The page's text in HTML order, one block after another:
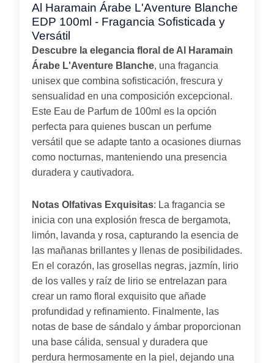
Al Haramain Árabe L'Aventure Blanche
EDP 100ml - Fragancia Sofisticada y
Versátil
Descubre la elegancia floral de Al Haramain
Árabe L'Aventure Blanche, una fragancia
unisex que combina sofisticación, frescura y
sensualidad en una composición excepcional.
Este Eau de Parfum de 100ml es la opción
perfecta para quienes buscan un perfume
versátil que se adapte tanto a ocasiones diurnas
como nocturnas, manteniendo una presencia
duradera y cautivadora.
Notas Olfativas Exquisitas: La fragancia se
inicia con una explosión fresca de bergamota,
limón, lavanda y rosa, capturando la esencia de
las mañanas brillantes y llenas de posibilidades.
En el corazón, las grosellas negras, jazmín, lirio
de los valles y raíz de lirio se entrelazan para
crear un ramo floral exquisito que añade
profundidad y refinamiento. Finalmente, las
notas de base de sándalo y ámbar proporcionan
una base cálida, sensual y duradera que
perdura hermosamente en la piel, dejando una